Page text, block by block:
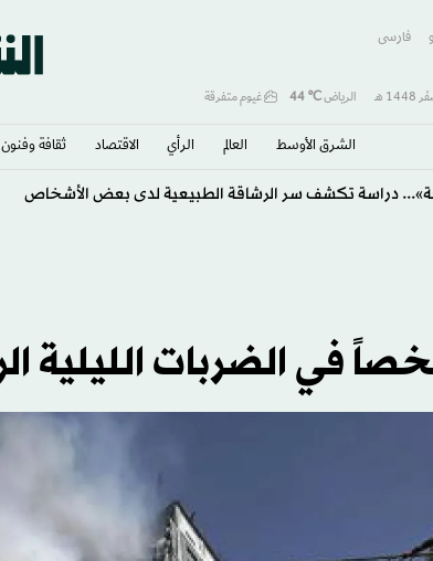
فارسى
الرياض℃
44 غيوم متفرقة
الشرق الأوسط​ العالم الرأي الاقتصاد ثقافة وفنون
دراسة تكشف سر الرشاقة الطبيعية لدى بعض الأشخاص